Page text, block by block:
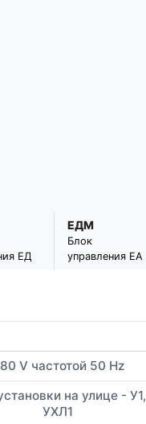
ЕД
ЕДМ
Блок
управления ЕА
V частотой 50 Hz
на улице - У1,
УХЛ1